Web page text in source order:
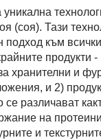
(соя). Тази
подход към
продукти
хранителни и
и 2)
се различават
на
и